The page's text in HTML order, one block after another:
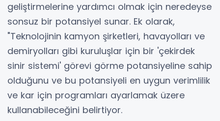
geliştirmelerine yardımcı olmak için neredeyse
sonsuz bir potansiyel sunar. Ek olarak,
"Teknolojinin kamyon şirketleri, havayolları ve
demiryolları gibi kuruluşlar için bir 'çekirdek
sinir sistemi' görevi görme potansiyeline sahip
olduğunu ve bu potansiyeli en uygun verimlilik
ve kar için programları ayarlamak üzere
kullanabileceğini belirtiyor.